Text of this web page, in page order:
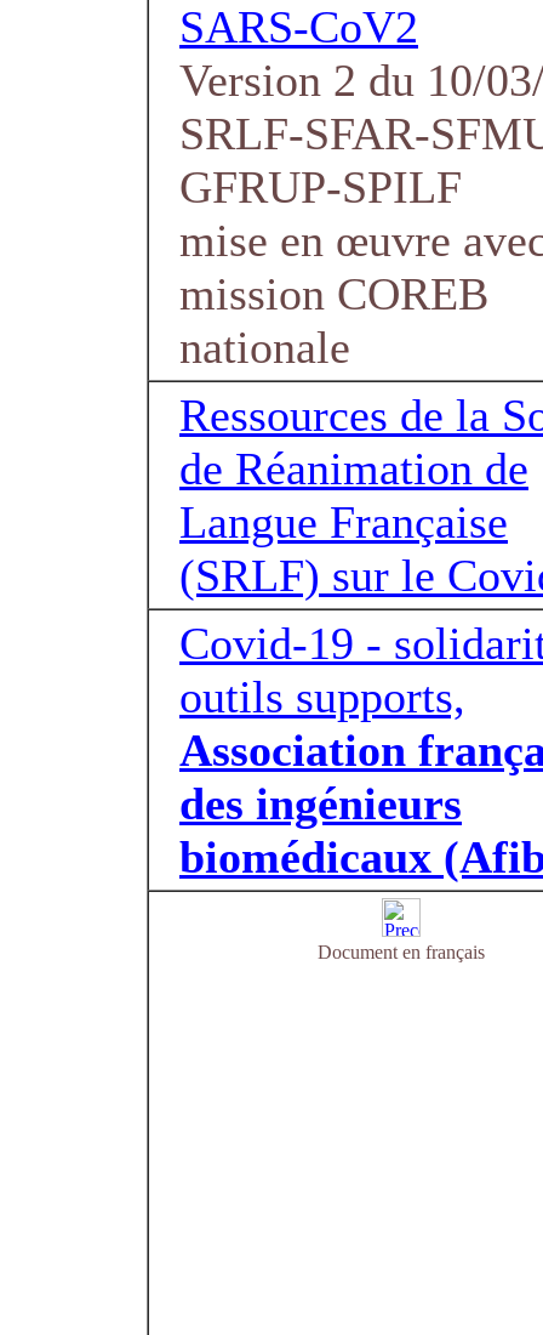
SARS-CoV2
Version 2 du 10/
SRLF-SFAR-
GFRUP-SPILF
mise en œuvre
mission COREB
nationale
Ressources de la
de Réanimation de
Langue Française
(SRLF) sur le
Covid-19 -
outils supports,
Association
des ingénieurs
biomédicaux
Document en français